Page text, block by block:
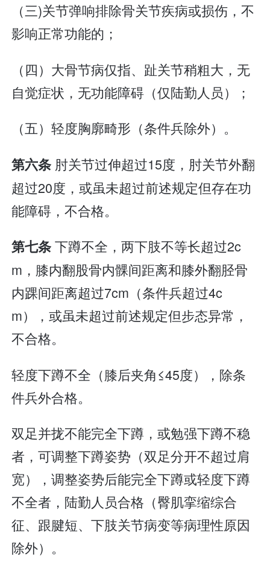
（三)关节弹响排除骨关节疾病或损伤，不
影响正常功能的；
（四）大骨节病仅指、趾关节稍粗大，无
自觉症状，无功能障碍（仅陆勤人员）；
（五）轻度胸廓畸形（条件兵除外）。
第六条 肘关节过伸超过15度，肘关节外翻
超过20度，或虽未超过前述规定但存在功
能障碍，不合格。
第七条下蹲不全，两下肢不等长超过2c
m，膝内翻股骨内髁间距离和膝外翻胫骨
内踝间距离超过7cm（条件兵超过4c
m），或虽未超过前述规定但步态异常，
不合格。
轻度下蹲不全（膝后夹角≤45度），除条
件兵外合格。
双足并拢不能完全下蹲，或勉强下蹲不稳
者，可调整下蹲姿势（双足分开不超过肩
宽），调整姿势后能完全下蹲或轻度下蹲
不全者，陆勤人员合格（臀肌挛缩综合
征、跟腱短、下肢关节病变等病理性原因
除外）。